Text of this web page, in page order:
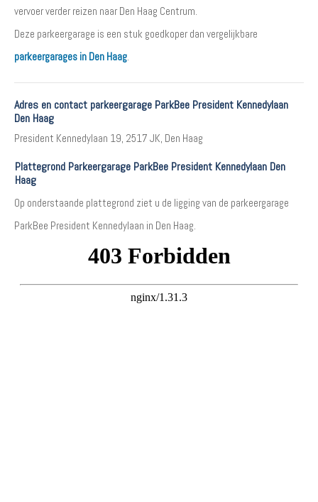
vervoer verder reizen naar Den Haag Centrum.
Deze parkeergarage is een stuk goedkoper dan vergelijkbare
parkeergarages in Den Haag
Adres en contact parkeergarage ParkBee President Kennedylaan
Den Haag
President Kennedylaan 19, 2517 JK, Den Haag
Plattegrond Parkeergarage ParkBee President Kennedylaan Den
Haag
Op onderstaande plattegrond ziet u de ligging van de parkeergarage
ParkBee President Kennedylaan in Den Haag.